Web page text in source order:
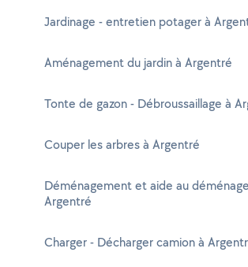
Jardinage - entretien potager à
Aménagement du jardin à Argentré
Tonte de gazon - Débroussaillage à
Couper les arbres à Argentré
Déménagement et aide au
Argentré
Charger - Décharger camion à